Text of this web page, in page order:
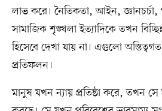
লাভ করে। নৈতিকতা, আইন, জ্ঞানচর্চা,
সামাজিক শৃঙ্খলা ইত্যাদিকে তখন
হিসেবে দেখা যায় না। এগুলো
প্রতিফলন।
মানুষ যখন ন্যায় প্রতিষ্ঠা করে, তখন সে